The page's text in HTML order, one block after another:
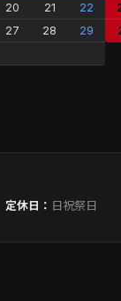
20 21
22
27 28
29
定休日： 日祝祭日